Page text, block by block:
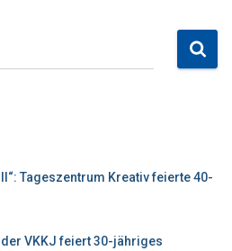
Tageszentrum Kreativ feierte 40-
VKKJ feiert 30-jähriges